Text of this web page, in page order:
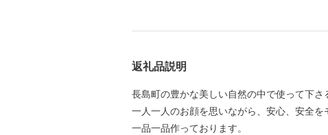
返礼品説明
長島町の豊かな美しい自然の中で使って下さ
一人一人のお顔を思いながら、安心、安全を
一品一品作っております。